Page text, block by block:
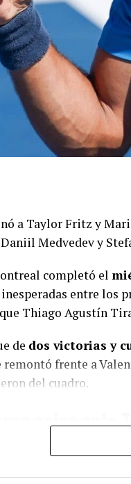
a Taylor Fritz y
Medvedev y
completó el
entre los
Thiago Agustín
de dos victorias y
frente a
del cuadro.
golpe ante
consiguió una de